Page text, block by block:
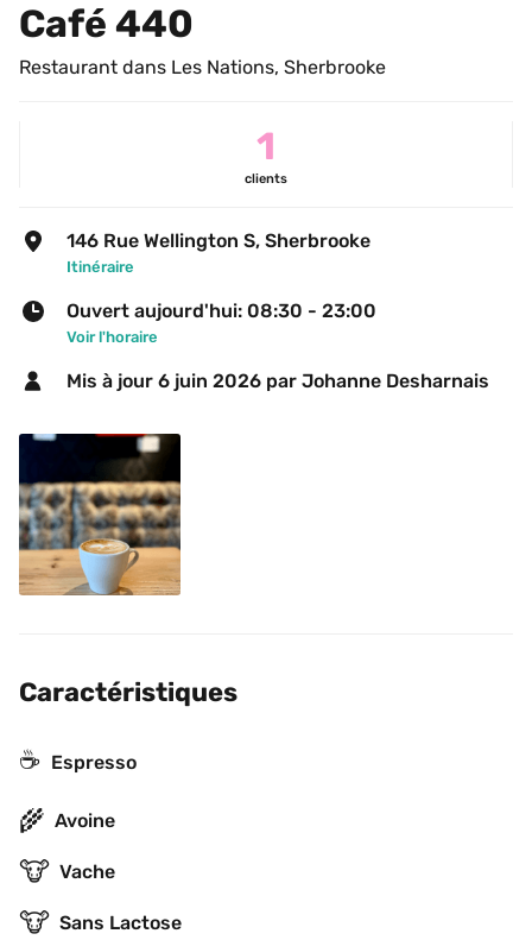
Café 440
Restaurant dans Les Nations, Sherbrooke
1
clients
146 Rue Wellington S, Sherbrooke
Itinéraire
Ouvert aujourd'hui: 08:30 - 23:00
Voir l'horaire
Mis à jour 6 juin 2026 par Johanne Desharnais
Caractéristiques
☕ Espresso
🌾 Avoine
🐮 Vache
🐮 Sans Lactose